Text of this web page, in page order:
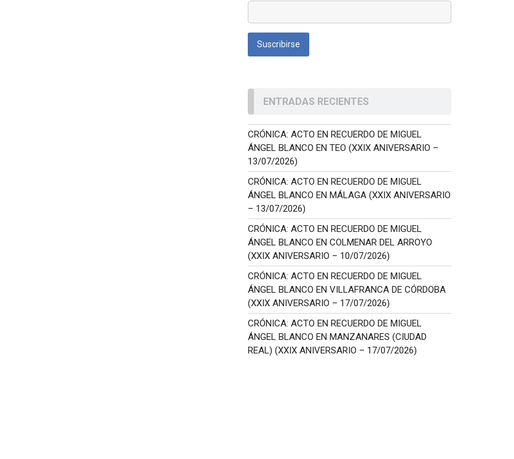
ENTRADAS RECIENTES
CRÓNICA: ACTO EN RECUERDO DE MIGUEL
ÁNGEL BLANCO EN TEO (XXIX ANIVERSARIO –
13/07/2026)
CRÓNICA: ACTO EN RECUERDO DE MIGUEL
ÁNGEL BLANCO EN MÁLAGA (XXIX ANIVERSARIO
– 13/07/2026)
CRÓNICA: ACTO EN RECUERDO DE MIGUEL
ÁNGEL BLANCO EN COLMENAR DEL ARROYO
(XXIX ANIVERSARIO – 10/07/2026)
CRÓNICA: ACTO EN RECUERDO DE MIGUEL
ÁNGEL BLANCO EN VILLAFRANCA DE CÓRDOBA
(XXIX ANIVERSARIO – 17/07/2026)
CRÓNICA: ACTO EN RECUERDO DE MIGUEL
ÁNGEL BLANCO EN MANZANARES (CIUDAD
REAL) (XXIX ANIVERSARIO – 17/07/2026)